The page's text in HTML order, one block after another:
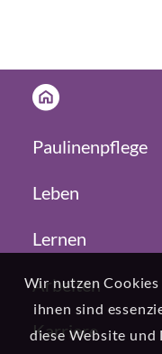
Paulinenpflege
Leben
Lernen
Arbeiten
Karriere
Wir nutzen
ihnen sind
diese Website und